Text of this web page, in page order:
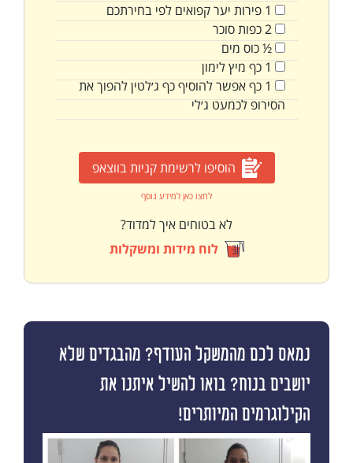
1 פירות יער קפואים לפי בחירתכם
2כפותסוכר
½כוס מים
1 כף מיץ לימון
1 כףאפשר להוסיף כף ג׳לטין להפוך את
הסירופ לכמעט ג׳לי
הוסיפו לרשימת קניות בווצאפ
לחצו כאן למידע נוסף
לא בטוחים איך למדוד?
לוח מידות ומשקלות
נמאס לכם מהמשקל העודף? מהבגדים שלא
יושבים בנוח? בואו להשיל איתנו את
הקילוגרמים המיותרים!